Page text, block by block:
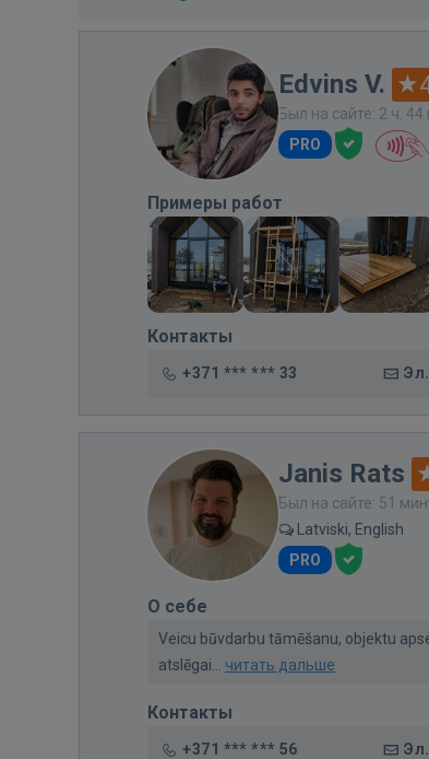
Edvins V.
Был на сайте: 2 ч.
PRO
Примеры работ
Контакты
+371 *** *** 33
Janis Rats
Был на сайте: 51
Latviski, English
PRO
О себе
Veicu būvdarbu tāmēšanu, objektu
atslēgai... читать дальше
Контакты
+371 *** *** 56